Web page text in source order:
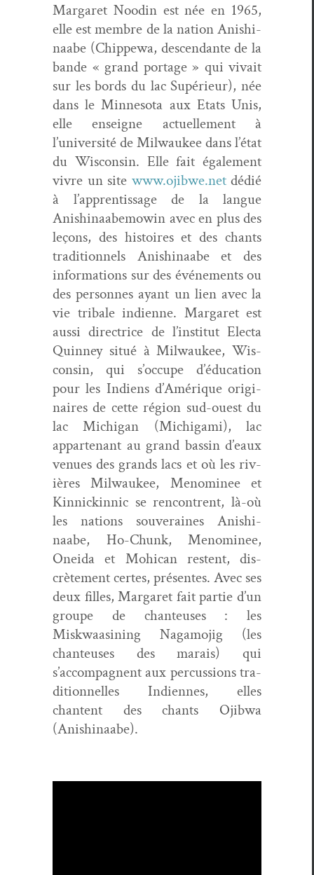
Mar­garet Nood­in est née en 1965,
elle est mem­bre de la nation Anishi­
naabe (Chippe­wa, descen­dante de la
bande « grand portage » qui vivait
sur les bor­ds du lac Supérieur), née
dans le Min­neso­ta aux Etats Unis,
elle enseigne actuelle­ment à
l’université de Mil­wau­kee dans l’état
du Wis­con­sin. Elle fait égale­ment
vivre un site www.ojibwe.netdédié
à l’apprentissage de la langue
Anishi­naabe­mowin avec en plus des
leçons, des his­toires et des chants
tra­di­tion­nels Anishi­naabe et des
infor­ma­tions sur des événe­ments ou
des per­son­nes ayant un lien avec la
vie trib­ale indi­enne. Mar­garet est
aus­si direc­trice de l’institut Elec­ta
Quin­ney situé à Mil­wau­kee, Wis­
con­sin, qui s’occupe d’éducation
pour les Indi­ens d’Amérique orig­i­
naires de cette région sud-ouest du
lac Michi­gan (Michiga­mi), lac
appar­tenant au grand bassin d’eaux
venues des grands lacs et où les riv­
ières Mil­wau­kee, Menom­i­nee et
Kin­nick­in­nic se ren­con­trent, là-où
les nations sou­veraines Anishi­
naabe, Ho-Chunk, Menom­i­nee,
Onei­da et Mohi­can restent, dis­
crète­ment certes, présentes. Avec ses
deux filles, Mar­garet fait par­tie d’un
groupe de chanteuses : les
Miskwaasin­ing Nag­amo­jig (les
chanteuses des marais) qui
s’accompagnent aux per­cus­sions tra­
di­tion­nelles Indi­ennes, elles
chantent des chants Ojib­wa
(Anishi­naabe).